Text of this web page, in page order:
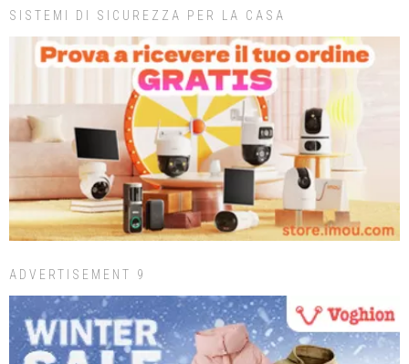
SISTEMI DI SICUREZZA PER LA CASA
ADVERTISEMENT 9